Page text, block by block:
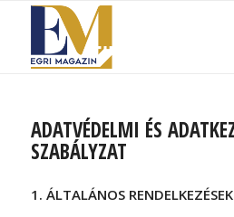
ADATVÉDELMI ÉS
SZABÁLYZAT
1. ÁLTALÁNOS RENDELKEZÉSEK